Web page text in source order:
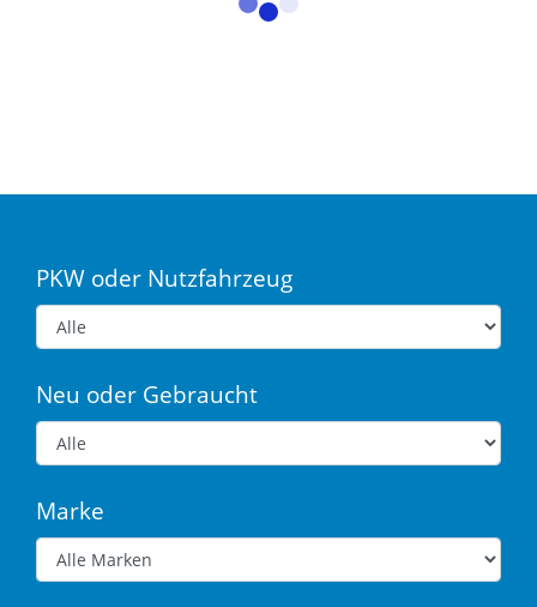
PKW oder Nutzfahrzeug
Neu oder Gebraucht
Marke